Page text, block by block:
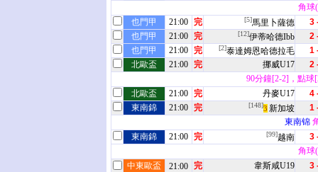
角球
也門甲
21:00 完 [5]馬里卜薩德
3
也門甲
21:00 完 [12]伊蒂哈德Ibb
2
也門甲
21:00 完 [2]泰達姆恩哈德拉毛
1
北歐盃
21:00 完 挪威U17
2
90分鐘[2-2]，點球
北歐盃
21:00 完 丹麥U17
4
東南錦
21:00 完 [148]3 新加坡
1
東南锦
東南錦
21:00 完 [99]越南
3
角球
中東歐盃
21:00 完 韋斯咸U19
3